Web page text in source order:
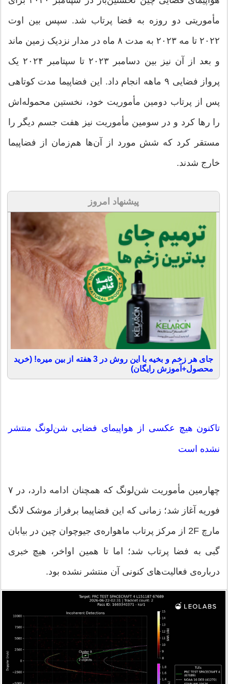
مأموریتی دو روزه به فضا پرتاب شد. سپس بین اوت
۲۰۲۲ تا مه ۲۰۲۳ به مدت ۸ ماه در مدار نزدیک زمین ماند
و بعد از آن نیز بین دسامبر ۲۰۲۳ تا سپتامبر ۲۰۲۴ یک
پرواز فضایی ۹ ماهه انجام داد. این فضاپیما مدت کوتاهی
پس از پرتاب دومین مأموریت خود، نخستین محموله‌اش
را رها کرد و در سومین مأموریت نیز هفت جسم دیگر را
مستقر کرد که شش مورد از آن‌ها هم‌زمان از فضاپیما
خارج شدند.
پیشنهاد امروز
جای هر زخم و بخیه با این روش در 3 هفته از بین میره! (خرید
محصول+آموزش رایگان)
تاکنون هیچ عکسی از هواپیمای فضایی شن‌لونگ منتشر
نشده است
چهارمین مأموریت شن‌لونگ که همچنان ادامه دارد، در ۷
فوریه آغاز شد؛ زمانی که این فضاپیما برفراز موشک لانگ
مارچ 2F از مرکز پرتاب ماهواره‌ی جیوچوان چین در بیابان
گبی به فضا پرتاب شد؛ اما تا همین اواخر، هیچ خبری
درباره‌ی فعالیت‌های کنونی آن منتشر نشده بود.